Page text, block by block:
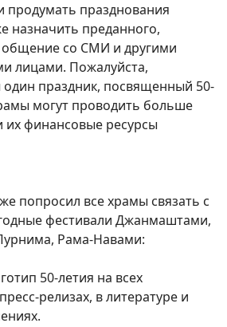
продумать празднования
назначить преданного,
общение со СМИ и другими
лицами. Пожалуйста,
один праздник, посвященный 50-
могут проводить больше
их финансовые ресурсы
попросил все храмы связать с
фестивали Джанмаштами,
Рама-Навами:
50-летия на всех
релизах, в литературе и